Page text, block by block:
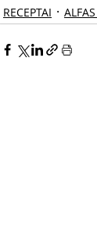
RECEPTAI